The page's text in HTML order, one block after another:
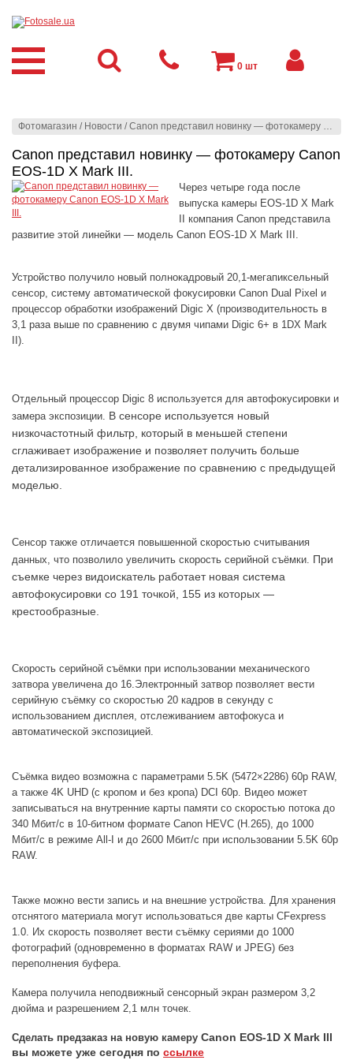
Фотомагазин / Новости /Canon представил новинку — фотокамеру Canon EOS-1D X Mark III.
Canon представил новинку — фотокамеру Canon
EOS-1D X Mark III.
Через четыре года после
выпуска камеры EOS-1D X Mark
II компания Canon представила
развитие этой линейки — модель Canon EOS-1D X Mark III.
Устройство получило новый полнокадровый 20,1-мегапиксельный
сенсор, систему автоматической фокусировки Canon Dual Pixel и
процессор обработки изображений Digic X (производительность в
3,1 раза выше по сравнению с двумя чипами Digic 6+ в 1DX Mark
II).
Отдельный процессор Digic 8 используется для автофокусировки и
замера экспозиции. В сенсоре используется новый
низкочастотный фильтр, который в меньшей степени
сглаживает изображение и позволяет получить больше
детализированное изображение по сравнению с предыдущей
моделью.
Сенсор также отличается повышенной скоростью считывания
данных, что позволило увеличить скорость серийной съёмки. При
съемке через видоискатель работает новая система
автофокусировки со 191 точкой, 155 из которых —
крестообразные.
Скорость серийной съёмки при использовании механического
затвора увеличена до 16.Электронный затвор позволяет вести
серийную съёмку со скоростью 20 кадров в секунду с
использованием дисплея, отслеживанием автофокуса и
автоматической экспозицией.
Съёмка видео возможна с параметрами 5.5K (5472×2286) 60p RAW,
а также 4K UHD (с кропом и без кропа) DCI 60p. Видео может
записываться на внутренние карты памяти со скоростью потока до
340 Мбит/с в 10-битном формате Canon HEVC (H.265), до 1000
Мбит/с в режиме All-I и до 2600 Мбит/с при использовании 5.5K 60p
RAW.
Также можно вести запись и на внешние устройства. Для хранения
отснятого материала могут использоваться две карты CFexpress
1.0. Их скорость позволяет вести съёмку сериями до 1000
фотографий (одновременно в форматах RAW и JPEG) без
переполнения буфера.
Камера получила неподвижный сенсорный экран размером 3,2
дюйма и разрешением 2,1 млн точек.
Сделать предзаказ на новую камеру Canon EOS-1D X Mark III
вы можете уже сегодня по ссылке
0 шт